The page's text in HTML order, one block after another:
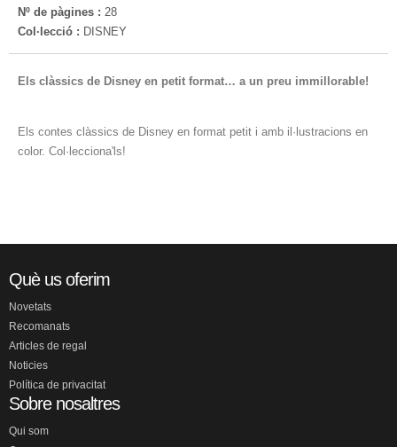
Nº de pàgines : 28
Col·lecció : DISNEY
Els clàssics de Disney en petit format… a un preu immillorable!
Els contes clàssics de Disney en format petit i amb il·lustracions en
color. Col·lecciona'ls!
Què us oferim
Novetats
Recomanats
Articles de regal
Noticies
Política de privacitat
Sobre nosaltres
Qui som